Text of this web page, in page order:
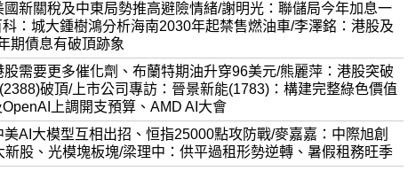
新關稅及中東局勢推高避險情緒/謝明光：聯儲局今年加息一
：城大鍾樹鴻分析海南2030年起禁售燃油車/李澤銘：港股及
期債息有破頂跡象
需要更多催化劑、布蘭特期油升穿96美元/熊麗萍：港股突破
破頂/上市公司專訪：晉景新能(1783)：構建完整綠色價值
上調開支預算、AMD AI大會
AI大模型互相出招、恒指25000點攻防戰/麥嘉嘉：中際旭創
新股、光模塊板塊/梁理中：供平過租形勢逆轉、暑假租務旺季